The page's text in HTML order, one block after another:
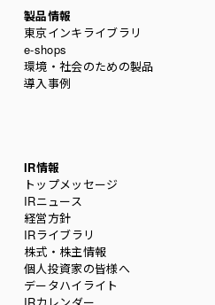
製品情報
東京インキライブラリ
e-shops
環境・社会のための製品
導入事例
IR情報
トップメッセージ
IRニュース
経営方針
IRライブラリ
株式・株主情報
個人投資家の皆様へ
データハイライト